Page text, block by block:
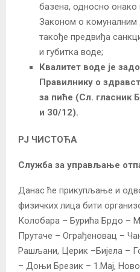
базена, односно онако
Законом о комуналним
такође предвиђа
и губитка воде;
Квалитет воде је
Правилнику о
за пиће (Сл. гласник
и 30/12).
РЈ ЧИСТОЋА
Служба за управљање
Данас ће прикупљање и
физичких лица бити
Колобара – Бурића Брдо –
Прутаче – Ограђеновац –
Рашљани, Церик –Бијела –
– Доњи Брезик – 1.Мај,